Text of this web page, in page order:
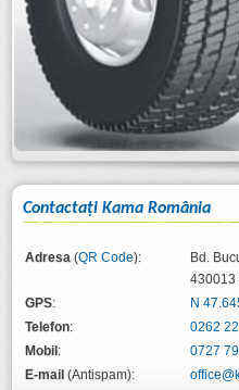
Contactaţi Kama România
Adresa (QR Code):
Bd.
430013
GPS:
N
Telefon:
0262
Mobil :
0727
E-mail (Antispam):